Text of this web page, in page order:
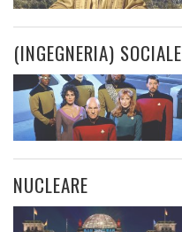
(INGEGNERIA) SOCIALE
NUCLEARE